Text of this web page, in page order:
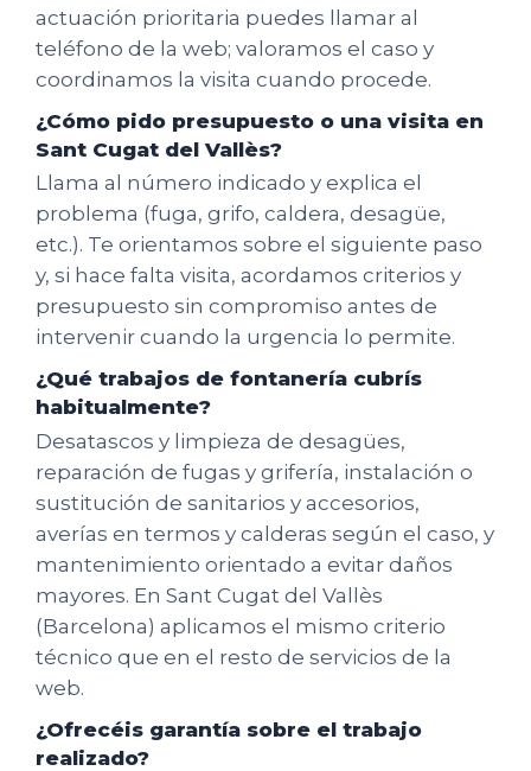
actuación prioritaria puedes llamar al
teléfono de la web; valoramos el caso y
coordinamos la visita cuando procede.
¿Cómo pido presupuesto o una visita en
Sant Cugat del Vallès?
Llama al número indicado y explica el
problema (fuga, grifo, caldera, desagüe,
etc.). Te orientamos sobre el siguiente paso
y, si hace falta visita, acordamos criterios y
presupuesto sin compromiso antes de
intervenir cuando la urgencia lo permite.
¿Qué trabajos de fontanería cubrís
habitualmente?
Desatascos y limpieza de desagües,
reparación de fugas y grifería, instalación o
sustitución de sanitarios y accesorios,
averías en termos y calderas según el caso, y
mantenimiento orientado a evitar daños
mayores. En Sant Cugat del Vallès
(Barcelona) aplicamos el mismo criterio
técnico que en el resto de servicios de la
web.
¿Ofrecéis garantía sobre el trabajo
realizado?